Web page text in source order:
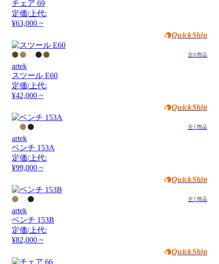
チェア 69
定価/上代:
¥63,000 ~
QuickShip
全8商品
artek
スツール E60
定価/上代:
¥42,000 ~
QuickShip
全7商品
artek
ベンチ 153A
定価/上代:
¥99,000 ~
QuickShip
全7商品
artek
ベンチ 153B
定価/上代:
¥82,000 ~
QuickShip